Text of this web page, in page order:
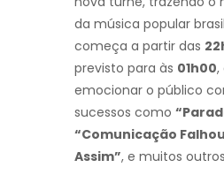
da música popular
começa a partir das
previsto para às 01h00,
emocionar o público
sucessos como
“Comunicação
Assim”, e muitos